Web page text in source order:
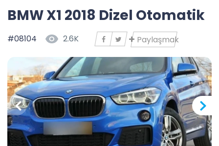
BMW X1 2018 Dizel Otomatik
#08104 2.6K Paylaşmak